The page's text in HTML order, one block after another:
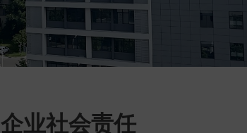
企业社会责任